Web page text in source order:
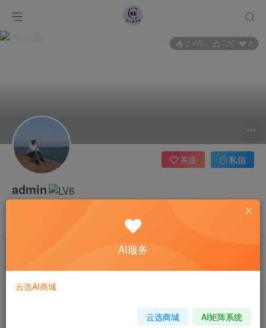
2.4W+ 720 2
admin
关注 私信
AI服务
云选AI商城
云选商城 AI矩阵系统